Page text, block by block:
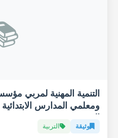
التنمية المهنية لمربي
ومعلمي المدارس
وثيقة التربية